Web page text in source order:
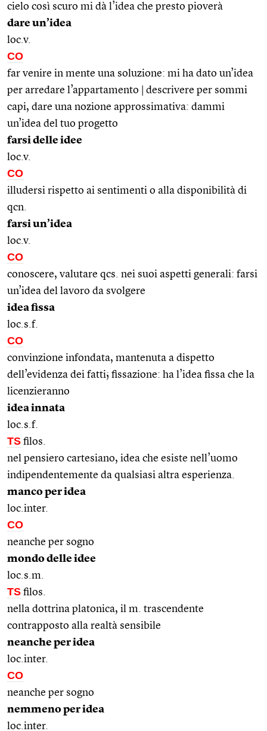
cielo così scuro mi dà l’idea che presto pioverà
dare un’idea
loc.v.
CO
far venire in mente una soluzione: mi ha dato un’idea
per arredare l’appartamento | descrivere per sommi
capi, dare una nozione approssimativa: dammi
un’idea del tuo progetto
farsi delle idee
loc.v.
CO
illudersi rispetto ai sentimenti o alla disponibilità di
qcn.
farsi un’idea
loc.v.
CO
conoscere, valutare qcs. nei suoi aspetti generali: farsi
un’idea del lavoro da svolgere
idea fissa
loc.s.f.
CO
convinzione infondata, mantenuta a dispetto
dell’evidenza dei fatti; fissazione: ha l’idea fissa che la
licenzieranno
idea innata
loc.s.f.
TS filos.
nel pensiero cartesiano, idea che esiste nell’uomo
indipendentemente da qualsiasi altra esperienza.
manco per idea
loc.inter.
CO
neanche per sogno
mondo delle idee
loc.s.m.
TS filos.
nella dottrina platonica, il m. trascendente
contrapposto alla realtà sensibile
neanche per idea
loc.inter.
CO
neanche per sogno
nemmeno per idea
loc.inter.